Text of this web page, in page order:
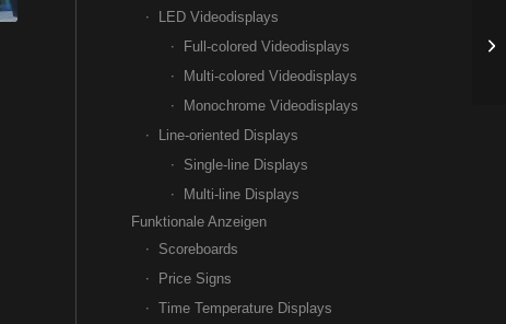
LED Videodisplays
Full-colored Videodisplays
Multi-colored Videodisplays
Monochrome Videodisplays
Line-oriented Displays
Single-line Displays
Multi-line Displays
Funktionale Anzeigen
Scoreboards
Price Signs
Time Temperature Displays